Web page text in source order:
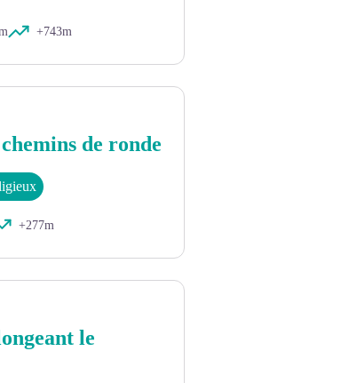
+743m
de ronde
+277m
le